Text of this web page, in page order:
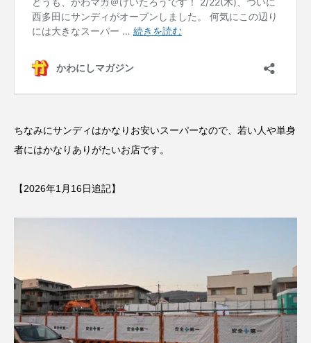
ちなみにサンディはかなりお安いスーパーなので、若い人や単身
者にはかなりありがたいお店です。
【2026年1月16日追記】